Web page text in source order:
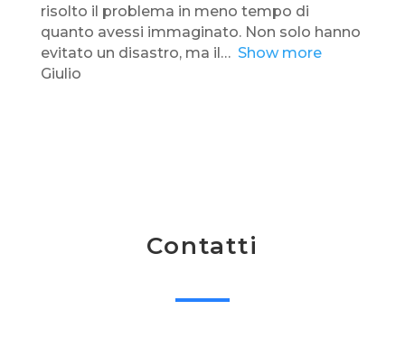
0
o
u
risolto il problema in meno tempo di
quanto avessi immaginato. Non solo hanno
evitato un disastro, ma il
Show more
Giulio
Contatti